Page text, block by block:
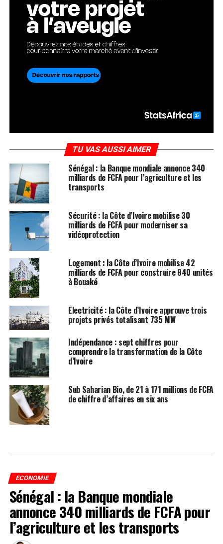
TU VAS AUSSI AIMER
Sénégal : la Banque mondiale annonce 340
milliards de FCFA pour l’agriculture et les
transports
Sécurité : la Côte d’Ivoire mobilise 30
milliards de FCFA pour moderniser sa
vidéoprotection
Logement : la Côte d’Ivoire mobilise 42
milliards de FCFA pour construire 840 unités
à Bouaké
Électricité : la Côte d’Ivoire approuve trois
projets privés totalisant 735 MW
Indépendance : sept chiffres pour
comprendre la transformation de la Côte
d’Ivoire
Sub Saharian Bio, de 21 à 171 millions de FCFA
de chiffre d’affaires en six ans
ECONOMIE
Sénégal : la Banque mondiale
annonce 340 milliards de FCFA pour
l’agriculture et les transports